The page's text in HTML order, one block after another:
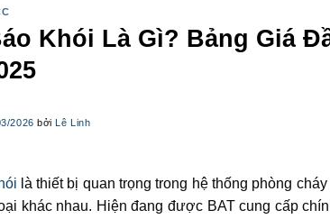
Khói Là Gì? Bảng Giá
2026 bởiLê Linh
là thiết bị quan trọng trong hệ thống phòng
khác nhau. Hiện đang được BAT cung cấp